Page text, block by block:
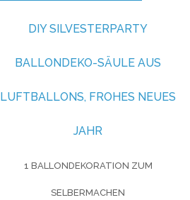
DIY SILVESTERPARTY
BALLONDEKO-SÄULE AUS
LUFTBALLONS, FROHES NEUES
JAHR
1 BALLONDEKORATION ZUM
SELBERMACHEN